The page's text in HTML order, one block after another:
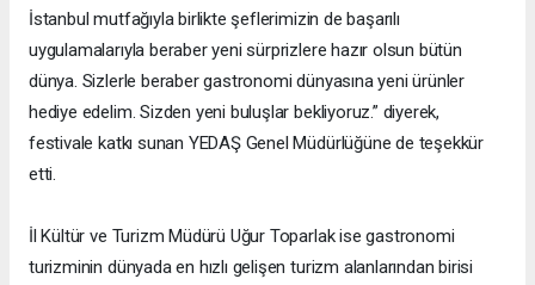
İstanbul mutfağıyla birlikte şeflerimizin de başarılı
uygulamalarıyla beraber yeni sürprizlere hazır olsun bütün
dünya. Sizlerle beraber gastronomi dünyasına yeni ürünler
hediye edelim. Sizden yeni buluşlar bekliyoruz.” diyerek,
festivale katkı sunan YEDAŞ Genel Müdürlüğüne de teşekkür
etti.
İl Kültür ve Turizm Müdürü Uğur Toparlak ise gastronomi
turizminin dünyada en hızlı gelişen turizm alanlarından birisi